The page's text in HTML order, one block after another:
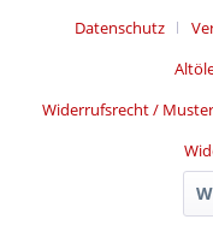
Datenschutz
Widerrufsrecht /